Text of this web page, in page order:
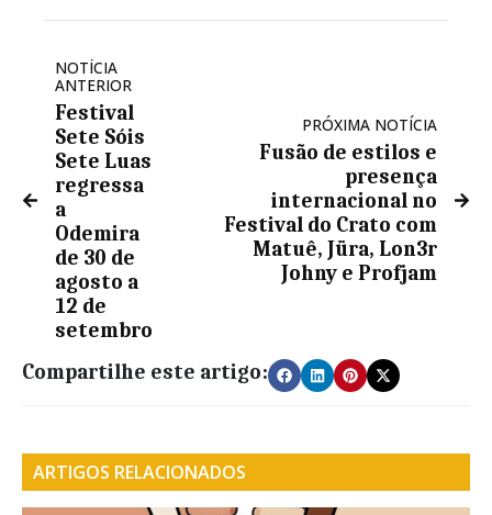
NOTÍCIA
ANTERIOR
Festival
Sete Sóis
Sete Luas
regressa
a
Odemira
de 30 de
agosto a
12 de
setembro
PRÓXIMA NOTÍCIA
Fusão de estilos e
presença
internacional no
Festival do Crato com
Matuê, Jüra, Lon3r
Johny e Profjam
Compartilhe este artigo:
ARTIGOS RELACIONADOS